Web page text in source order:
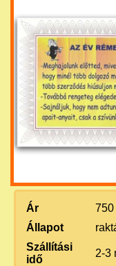
Ár
750
Állapot
Szállítási
idő
2-3